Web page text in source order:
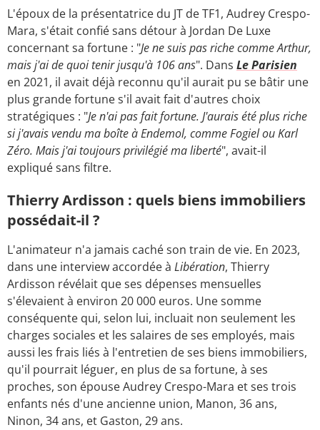
L'époux de la présentatrice du JT de TF1, Audrey Crespo-
Mara, s'était confié sans détour à Jordan De Luxe
concernant sa fortune : "Je ne suis pas riche comme Arthur,
mais j'ai de quoi tenir jusqu'à 106 ans". Dans Le Parisien
en 2021, il avait déjà reconnu qu'il aurait pu se bâtir une
plus grande fortune s'il avait fait d'autres choix
stratégiques : "Je n'ai pas fait fortune. J'aurais été plus riche
si j'avais vendu ma boîte à Endemol, comme Fogiel ou Karl
Zéro. Mais j'ai toujours privilégié ma liberté", avait-il
expliqué sans filtre.
Thierry Ardisson : quels biens immobiliers
possédait-il ?
L'animateur n'a jamais caché son train de vie. En 2023,
dans une interview accordée à Libération, Thierry
Ardisson révélait que ses dépenses mensuelles
s'élevaient à environ 20 000 euros. Une somme
conséquente qui, selon lui, incluait non seulement les
charges sociales et les salaires de ses employés, mais
aussi les frais liés à l'entretien de ses biens immobiliers,
qu'il pourrait léguer, en plus de sa fortune, à ses
proches, son épouse Audrey Crespo-Mara et ses trois
enfants nés d'une ancienne union, Manon, 36 ans,
Ninon, 34 ans, et Gaston, 29 ans.